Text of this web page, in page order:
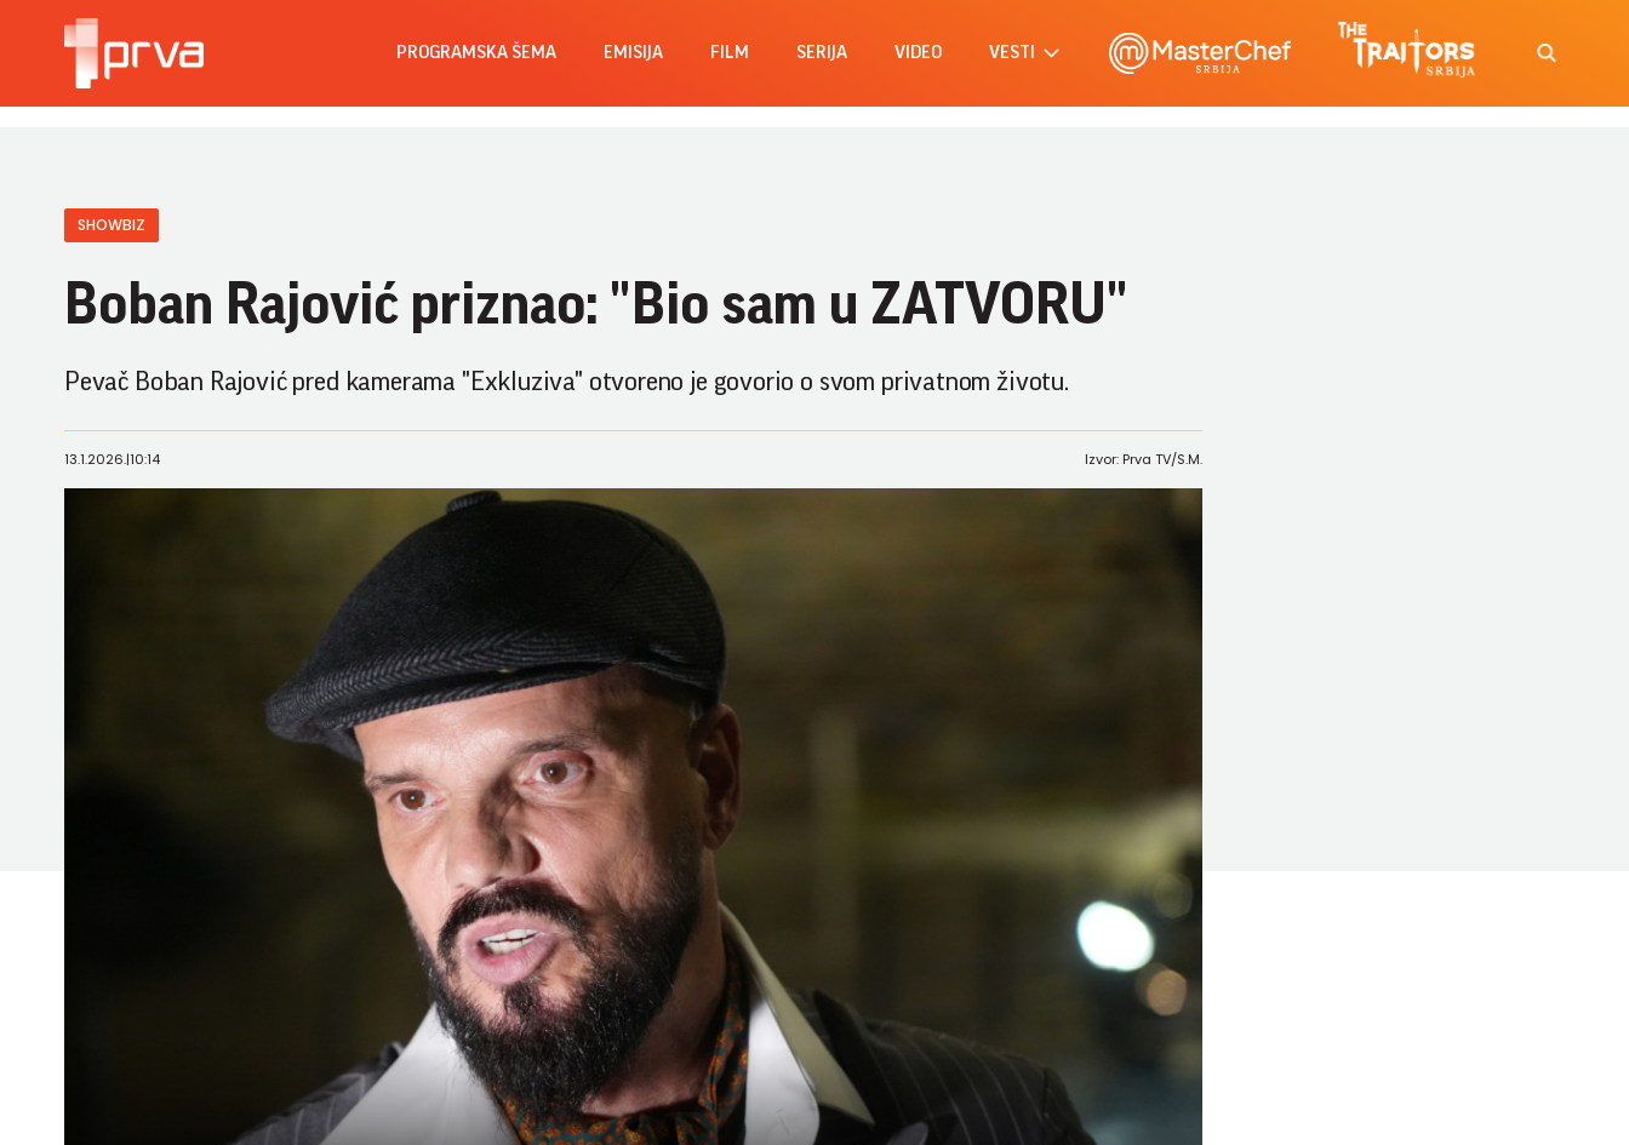
PROGRAMSKA ŠEMA EMISIJA FILM SERIJA VIDEO VESTI
SHOWBIZ
Boban Rajović priznao: "Bio sam u ZATVORU"
Pevač Boban Rajović pred kamerama "Exkluziva" otvoreno je govorio o svom privatnom životu.
13.1.2026.|10:14 Izvor: Prva TV/S.M.